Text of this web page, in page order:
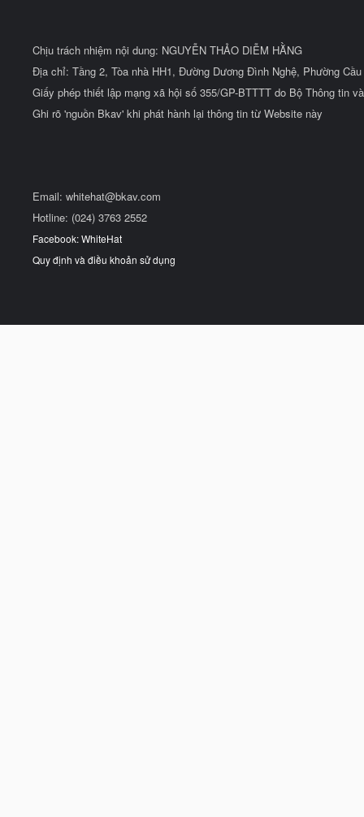
Chịu trách nhiệm nội dung: NGUYỄN THẢO DIỄM HẰNG
Địa chỉ: Tầng 2, Tòa nhà HH1, Đường Dương Đình Nghệ, Phường
Giấy phép thiết lập mạng xã hội số 355/GP-BTTTT do Bộ Thông tin
Ghi rõ 'nguồn Bkav' khi phát hành lại thông tin từ Website này
Email: whitehat@bkav.com
Hotline: (024) 3763 2552
Facebook: WhiteHat
Quy định và điều khoản sử dụng